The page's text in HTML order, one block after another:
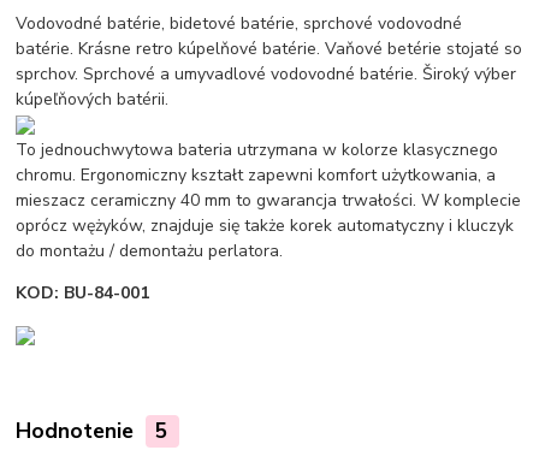
Vodovodné batérie, bidetové batérie, sprchové vodovodné
batérie. Krásne retro kúpelňové batérie. Vaňové betérie stojaté so
sprchov. Sprchové a umyvadlové vodovodné batérie. Široký výber
kúpeľňových batérii.
To jednouchwytowa bateria utrzymana w kolorze klasycznego
chromu. Ergonomiczny kształt zapewni komfort użytkowania, a
mieszacz ceramiczny 40 mm to gwarancja trwałości. W komplecie
oprócz wężyków, znajduje się także korek automatyczny i kluczyk
do montażu / demontażu perlatora.
KOD: BU-84-001
Hodnotenie 5